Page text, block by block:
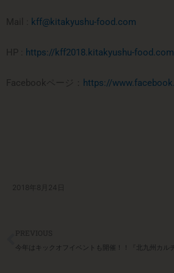
Mail : kff@kitakyushu-food.com
HP : https://kff2018.kitakyushu-
Facebookページ： https://
2018年8月24日
PREVIOUS
今年はキックオフイベントも開催！！『北九州カル